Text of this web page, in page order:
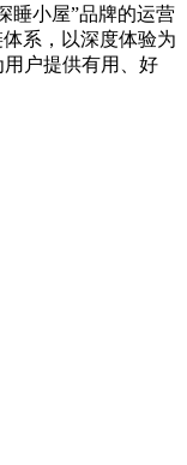
睡小屋”品牌的运营
系，以深度体验为
户提供有用、好